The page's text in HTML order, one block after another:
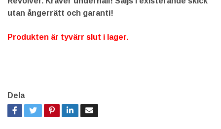
utan ångerrätt och garanti!
Produkten är tyvärr slut i lager.
Dela